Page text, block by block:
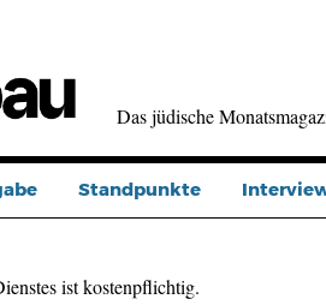
Das jüdische
Standpunkte
ist kostenpflichtig.